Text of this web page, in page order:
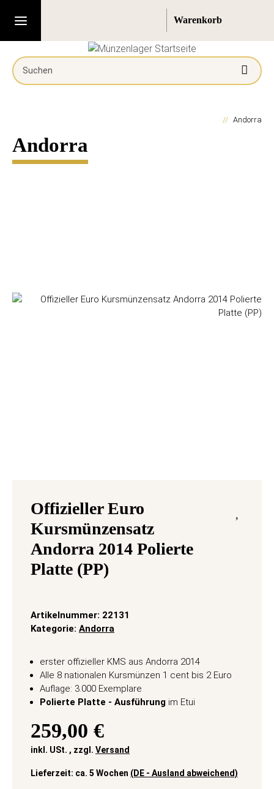
Andorra
Andorra
Offizieller Euro
Kursmünzensatz
Andorra 2014 Polierte
Platte (PP)
Artikelnummer: 22131
Kategorie: Andorra
erster offizieller KMS aus Andorra 2014
Alle 8 nationalen Kursmünzen 1 cent bis 2 Euro
Auflage: 3.000 Exemplare
Polierte Platte - Ausführung im Etui
259,00 €
inkl. USt. , zzgl. Versand
Lieferzeit: ca. 5 Wochen (DE - Ausland abweichend)